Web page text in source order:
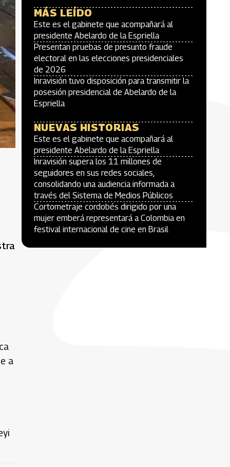
a
MÁS LEÍDO
Este es el gabinete que acompañará al
presidente Abelardo de la Espriella
Presentan pruebas de presunto fraude
electoral en las elecciones presidenciales
de 2026
Inravisión tuvo disposición para transmitir la
posesión presidencial de Abelardo de la
Espriella
NUEVAS HISTORIAS
Este es el gabinete que acompañará al
presidente Abelardo de la Espriella
Inravisión supera los 11 millones de
seguidores en sus redes sociales,
consolidando una audiencia informada a
través del Sistema de Medios Públicos
Cortometraje cordobés dirigido por una
mujer emberá representará a Colombia en
festival internacional de cine en Brasil